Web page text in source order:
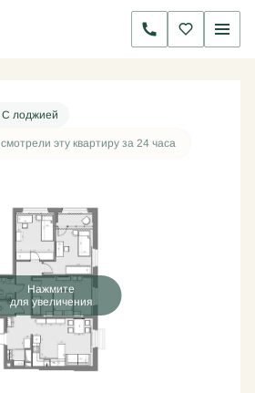
21 018 000 руб.
С лоджией
смотрели эту квартиру за 24 часа
Нажмите
для увеличения